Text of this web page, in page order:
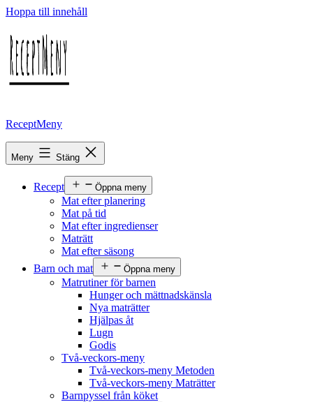
Hoppa till innehåll
ReceptMeny
Meny Stäng
Recept Öppna meny
Mat efter planering
Mat på tid
Mat efter ingredienser
Maträtt
Mat efter säsong
Barn och mat
Öppna meny
Matrutiner för barnen
Hunger och mättnadskänsla
Nya maträtter
Hjälpas åt
Lugn
Godis
Två-veckors-meny
Två-veckors-meny Metoden
Två-veckors-meny Maträtter
Barnpyssel från köket